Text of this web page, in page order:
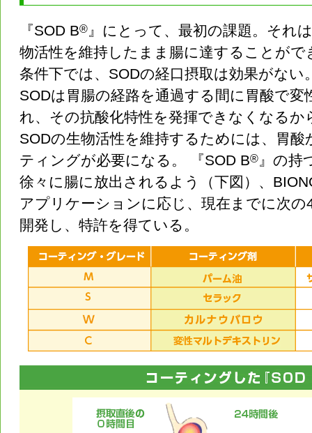
『SOD B® 』にとって、最初の課題。それ
物活性を維持したまま腸に達することが
条件下では、SODの経口摂取は効果がな
SODは胃腸の経路を通過する間に胃酸で
れ、その抗酸化特性を発揮できなくなるか
SODの生物活性を維持するためには、胃
ティングが必要になる。 『SOD B® 』の持
徐々に腸に放出されるよう（下図）、
アプリケーションに応じ、現在までに次
開発し、特許を得ている。